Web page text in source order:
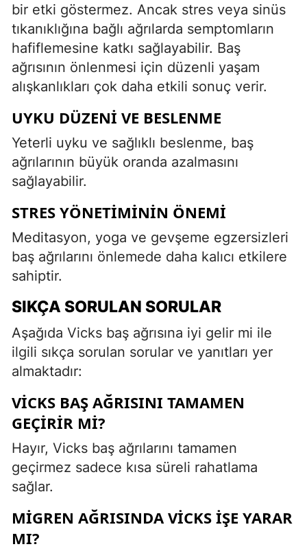
bir etki göstermez. Ancak stres veya sinüs
tıkanıklığına bağlı ağrılarda semptomların
hafiflemesine katkı sağlayabilir. Baş
ağrısının önlenmesi için düzenli yaşam
alışkanlıkları çok daha etkili sonuç verir.
UYKU DÜZENI VE BESLENME
Yeterli uyku ve sağlıklı beslenme, baş
ağrılarının büyük oranda azalmasını
sağlayabilir.
STRES YÖNETIMININ ÖNEMI
Meditasyon, yoga ve gevşeme egzersizleri
baş ağrılarını önlemede daha kalıcı etkilere
sahiptir.
SIKÇA SORULAN SORULAR
Aşağıda Vicks baş ağrısına iyi gelir mi ile
ilgili sıkça sorulan sorular ve yanıtları yer
almaktadır:
VICKS BAŞ AĞRISINI TAMAMEN
GEÇIRIR MI?
Hayır, Vicks baş ağrılarını tamamen
geçirmez sadece kısa süreli rahatlama
sağlar.
MIGREN AĞRISINDA VICKS IŞE YARAR
MI?